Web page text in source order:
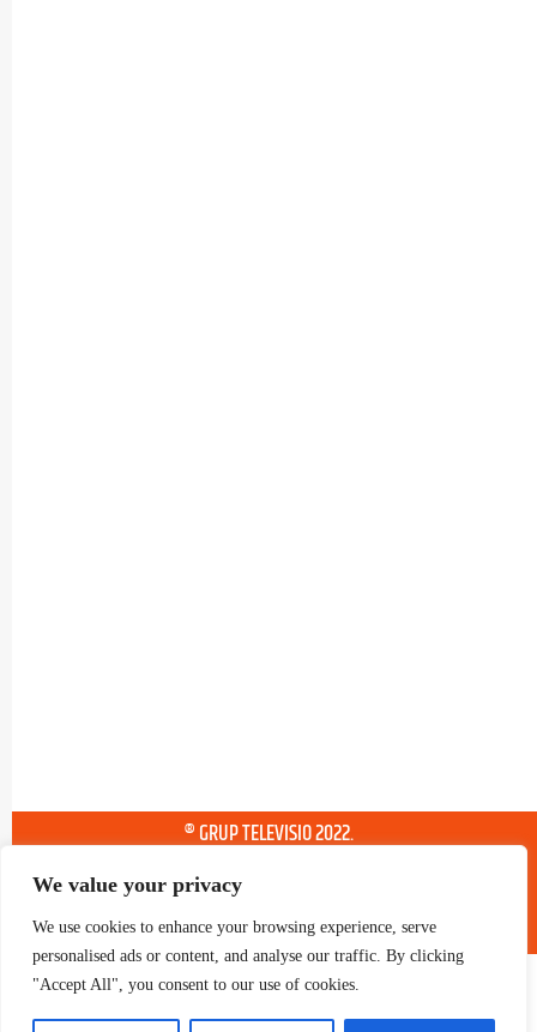
We value your privacy
We use cookies to enhance your browsing experience, serve
personalised ads or content, and analyse our traffic. By clicking
"Accept All", you consent to our use of cookies.
® GRUP TELEVISIO 2022.
TOTS ELS DRETS RESERVATS